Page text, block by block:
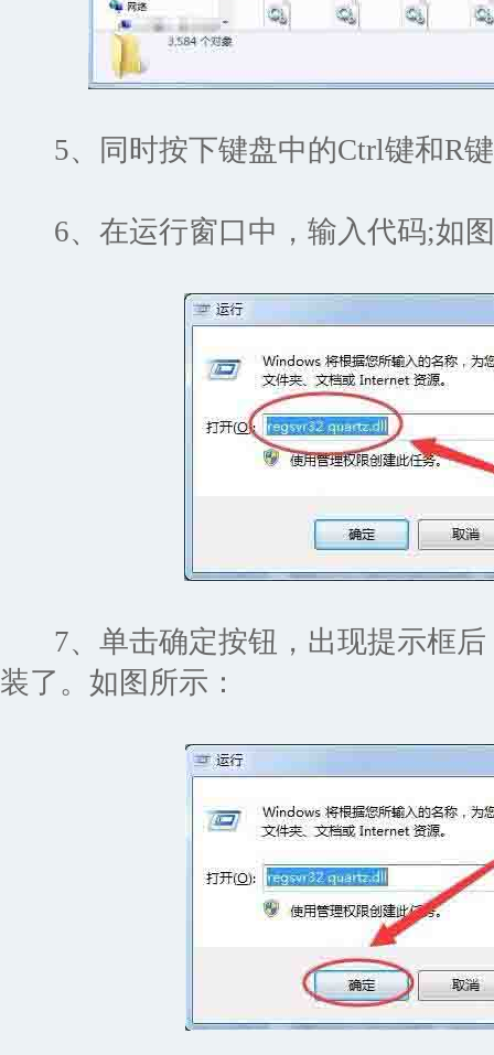
5、同时按下键盘中的Ctrl键和R键
6、在运行窗口中，输入代码;如
7、单击确定按钮，出现提示框后
装了。如图所示：